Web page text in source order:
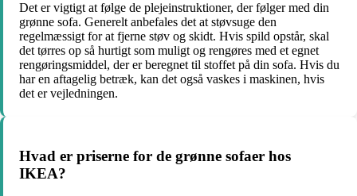
Det er vigtigt at følge de plejeinstruktioner, der følger med din
grønne sofa. Generelt anbefales det at støvsuge den
regelmæssigt for at fjerne støv og skidt. Hvis spild opstår, skal
det tørres op så hurtigt som muligt og rengøres med et egnet
rengøringsmiddel, der er beregnet til stoffet på din sofa. Hvis du
har en aftagelig betræk, kan det også vaskes i maskinen, hvis
det er vejledningen.
Hvad er priserne for de grønne sofaer hos
IKEA?